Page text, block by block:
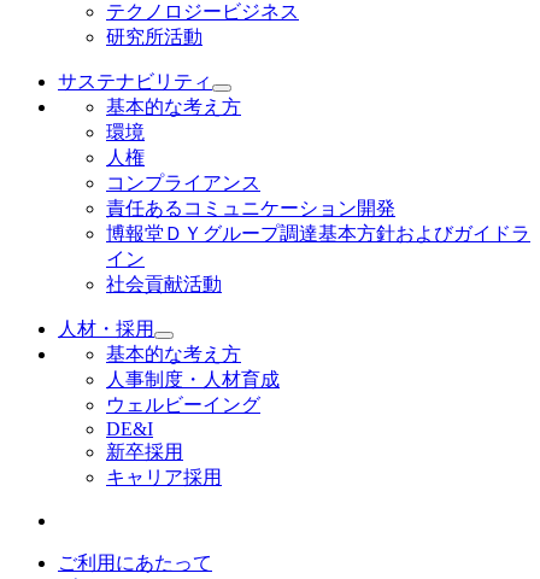
テクノロジービジネス
研究所活動
サステナビリティ
基本的な考え方
環境
人権
コンプライアンス
責任あるコミュニケーション開発
博報堂ＤＹグループ調達基本方針およびガイドラ
イン
社会貢献活動
人材・採用
基本的な考え方
人事制度・人材育成
ウェルビーイング
DE&I
新卒採用
キャリア採用
ご利用にあたって